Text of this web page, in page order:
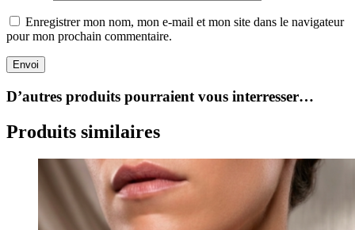
Enregistrer mon nom, mon e-mail et mon site dans le navigateur
pour mon prochain commentaire.
Envoi
D’autres produits pourraient vous interresser…
Produits similaires